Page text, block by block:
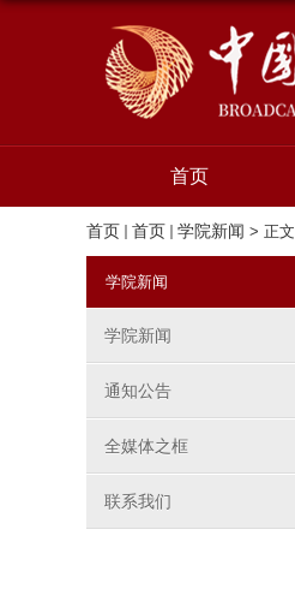
首页
首页 首页 学院新闻 > 正文
学院新闻
学院新闻
通知公告
全媒体之框
联系我们